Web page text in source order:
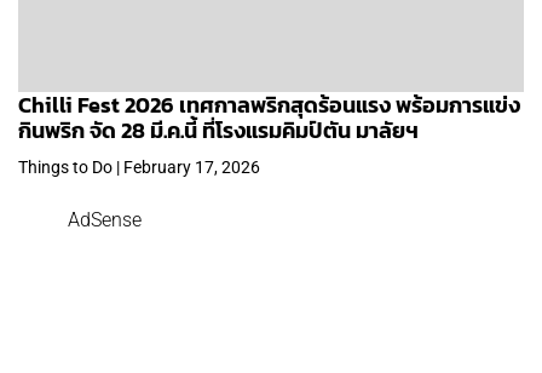
Chilli Fest 2026 เทศกาลพริกสุดร้อนแรง พร้อมการแข่ง
กินพริก จัด 28 มี.ค.นี้ ที่โรงแรมคิมป์ตัน มาลัยฯ
Things to Do | February 17, 2026
AdSense